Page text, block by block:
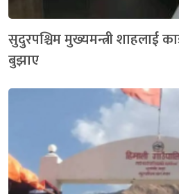
सुदुरपश्चिम मुख्यमन्त्री शाहलाई
बुझाए